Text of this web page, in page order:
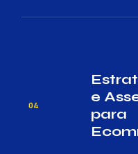
04
e
para